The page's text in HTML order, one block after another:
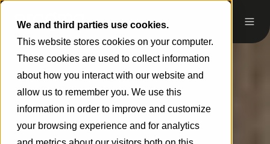
We and third parties use cookies.
This website stores cookies on your computer.
These cookies are used to collect information
about how you interact with our website and
allow us to remember you. We use this
information in order to improve and customize
your browsing experience and for analytics